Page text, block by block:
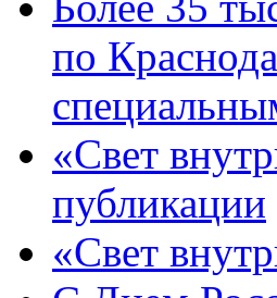
по
«Свет
публикации
«Свет